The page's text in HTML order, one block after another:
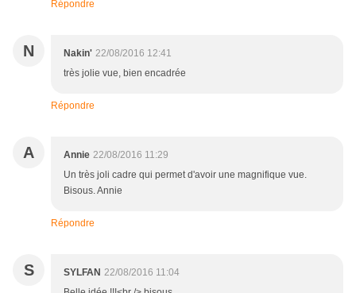
Répondre
N Nakin' 22/08/2016 12:41
très jolie vue, bien encadrée
Répondre
A Annie 22/08/2016 11:29
Un très joli cadre qui permet d'avoir une magnifique vue.
Bisous. Annie
Répondre
S SYLFAN 22/08/2016 11:04